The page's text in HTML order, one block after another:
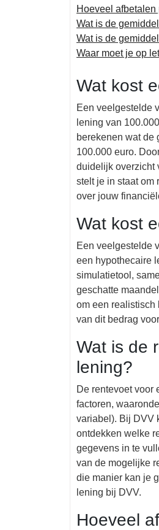
Hoeveel
Wat is de
Wat is de
Waar moet je op
Wat kost
Een veelgestelde
lening van
berekenen wat de
100.000 euro.
duidelijk overzicht
stelt je in staat om
over jouw
Wat kost
Een veelgestelde
een hypothecaire
simulatietool,
geschatte
om een realistisch
van dit bedrag
Wat is de
lening?
De rentevoet voor
factoren,
variabel). Bij DVV
ontdekken welke
gegevens in te
van de mogelijke
die manier kan je
lening bij DVV.
Hoeveel